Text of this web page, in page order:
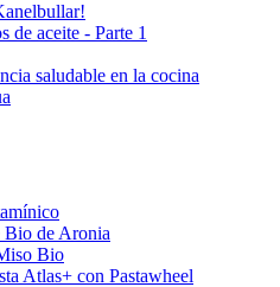
de aceite - Parte 1
saludable en la cocina
Bio de Aronia
Bio
Atlas+ con Pastawheel